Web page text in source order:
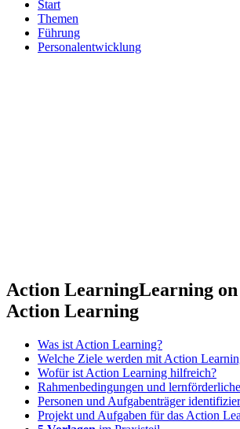
Start
Themen
Führung
Personalentwicklung
Action LearningLearning
Action Learning
Was ist Action Learning?
Welche Ziele werden mit Action
Wofür ist Action Learning hilfreich?
Rahmenbedingungen und
Personen und Aufgabenträger
Projekt und Aufgaben für das Action